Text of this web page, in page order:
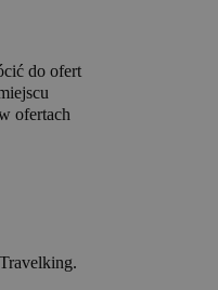
do ofert
ofertach